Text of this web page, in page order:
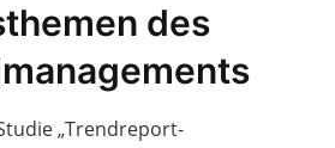
des
„Trendreport-